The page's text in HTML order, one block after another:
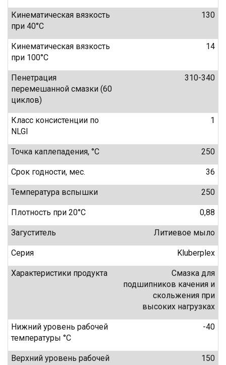
Кинематическая вязкость
при 40°C
130
Кинематическая вязкость
при 100°C
14
Пенетрация
перемешанной смазки (60
циклов)
310-340
Класс консистенции по
NLGI
1
Точка каплепадения, °C 250
Срок годности, мес. 36
Температура вспышки 250
Плотность при 20°C 0,88
Загуститель Литиевое мыло
Серия Kluberplex
Характеристики продукта
Смазка для
подшипников качения и
скольжения при
высоких нагрузках
Нижний уровень рабочей
температуры °C
-40
Верхний уровень рабочей
150